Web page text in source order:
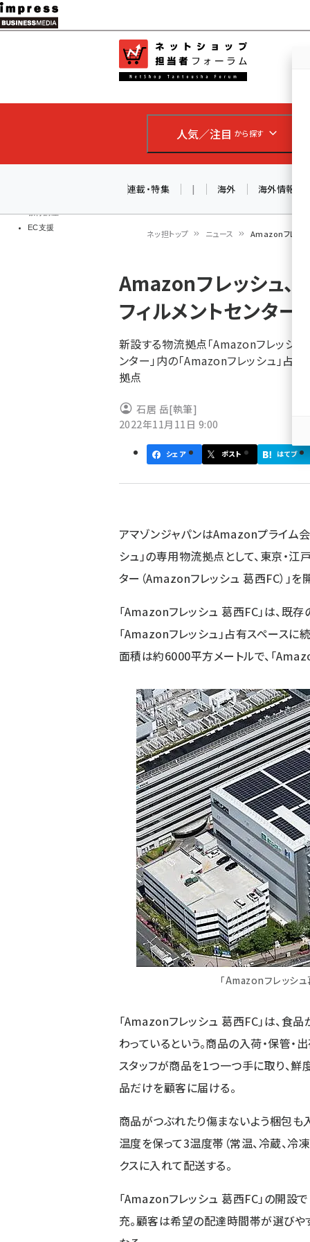
メ
イ
ン
ツ
移
教育講座
EC支援
人気／注目 から探す
連載・特集 | 海外 海外情報
ン
く
ず
ネッ担トップ ニュース Amazonフレッシ
Amazonフレッシュ、
フィルメントセンター
新設する物流拠点「Amazonフレッシュ
ンター」内の「Amazonフレッシュ」占
拠点
石居 岳[執筆]
2022年11月11日 9:00
シェア ポスト はてブ
アマゾンジャパンはAmazonプライム
シュ」の専用物流拠点として、東京・
ター（Amazonフレッシュ 葛西FC）」を
「Amazonフレッシュ 葛西FC」は、既
「Amazonフレッシュ」占有スペースに
面積は約6000平方メートルで、「
「Amazonフレッシ
「Amazonフレッシュ 葛西FC」は、
わっているという。商品の入荷・保管
スタッフが商品を1つ一つ手に取り、鮮
品だけを顧客に届ける。
商品がつぶれたり傷まないよう梱包
温度を保って3温度帯（常温、冷蔵、冷
クスに入れて配送する。
「Amazonフレッシュ 葛西FC」の開設
充。顧客は希望の配達時間帯が選びや